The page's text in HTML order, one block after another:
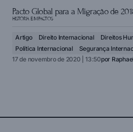
Pacto Global para a Migração de
HISTÓRIA E IMPACTOS
Artigo Direito Internacional Direitos
Política Internacional
Segurança
17 de novembro de 2020 | 13:50por